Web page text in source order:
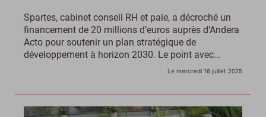
Spartes, cabinet conseil RH et paie, a décroché un
financement de 20 millions d’euros auprès d’Andera
Acto pour soutenir un plan stratégique de
développement à horizon 2030. Le point avec...
Le mercredi 16 juillet 2025